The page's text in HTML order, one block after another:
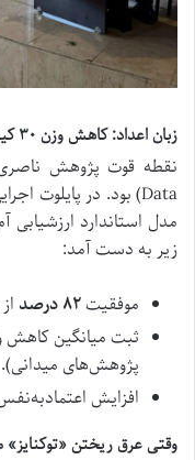
زبان اعداد: کاهش وزن ۳۰
مدل استاندارد
زیر به دست آمد:
موفقیت۸۲درصد
ثبت میانگین کاهش
پژوهش‌های میدانی).
افزایش
وقتی عرق ریختن